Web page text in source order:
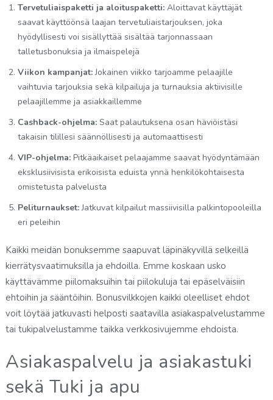
Tervetuliaispaketti ja aloituspaketti: Aloittavat käyttäjät
saavat käyttöönsä laajan tervetuliaistarjouksen, joka
hyödyllisesti voi sisällyttää sisältää tarjonnassaan
talletusbonuksia ja ilmaispelejä
Viikon kampanjat:Jokainen viikko tarjoamme pelaajille
vaihtuvia tarjouksia sekä kilpailuja ja turnauksia aktiivisille
pelaajillemme ja asiakkaillemme
Cashback-ohjelma: Saat palautuksena osan häviöistäsi
takaisin tilillesi säännöllisesti ja automaattisesti
VIP-ohjelma: Pitkäaikaiset pelaajamme saavat hyödyntämään
eksklusiivisista erikoisista eduista ynnä henkilökohtaisesta
omistetusta palvelusta
Peliturnaukset:Jatkuvat kilpailut massiivisilla palkintopooleilla
eri peleihin
Kaikki meidän bonuksemme saapuvat läpinäkyvillä selkeillä
kierrätysvaatimuksilla ja ehdoilla. Emme koskaan usko
käyttävämme piilomaksuihin tai piilokuluja tai epäselväisiin
ehtoihin ja sääntöihin. Bonusvilkkojen kaikki oleelliset ehdot
voit löytää jatkuvasti helposti saatavilla asiakaspalvelustamme
tai tukipalvelustamme taikka verkkosivujemme ehdoista.
Asiakaspalvelu ja asiakastuki
sekä Tuki ja apu